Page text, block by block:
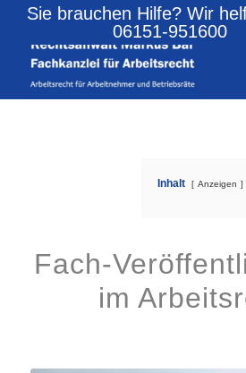
Sie brauchen Hilfe? Wir
06151-951600
Inhalt Anzeigen
Fach-
im